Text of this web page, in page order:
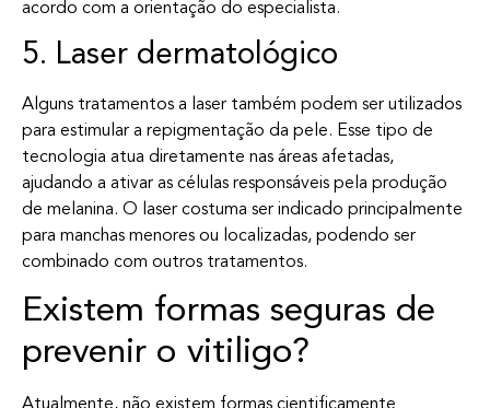
acordo com a orientação do especialista.
5. Laser dermatológico
Alguns tratamentos a laser também podem ser utilizados
para estimular a repigmentação da pele. Esse tipo de
tecnologia atua diretamente nas áreas afetadas,
ajudando a ativar as células responsáveis pela produção
de melanina. O laser costuma ser indicado principalmente
para manchas menores ou localizadas, podendo ser
combinado com outros tratamentos.
Existem formas seguras de
prevenir o vitiligo?